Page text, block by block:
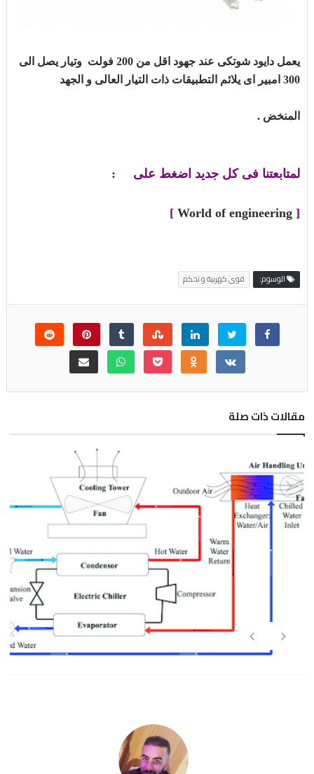
يعمل دايود شوتكى عند جهود اقل من 200 فولت وتيار يصل الى
300 امبير اى يلائم التطبيقات ذات التيار العالى و الجهد
المنخض .
لمتابعتنا فى كل جديد اضغط على :
[
World of engineering
]
الوسوم: قوى كهربية و تحكم
مقالات ذات صلة